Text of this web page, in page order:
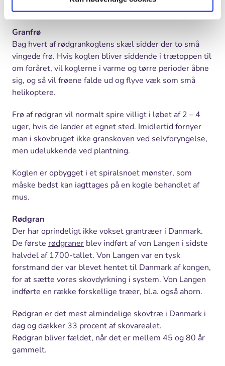
Baggrund
Granfrø
Bag hvert af rødgrankoglens skæl sidder der to små
vingede frø. Hvis koglen bliver siddende i trætoppen til
om foråret, vil koglerne i varme og tørre perioder åbne
sig, og så vil frøene falde ud og flyve væk som små
helikoptere.
Frø af rødgran vil normalt spire villigt i løbet af 2 – 4
uger, hvis de lander et egnet sted. Imidlertid fornyer
man i skovbruget ikke granskoven ved selvforyngelse,
men udelukkende ved plantning.
Koglen er opbygget i et spiralsnoet mønster, som
måske bedst kan iagttages på en kogle behandlet af
mus.
Rødgran
Der har oprindeligt ikke vokset grantræer i Danmark.
De første rødgraner blev indført af von Langen i sidste
halvdel af 1700-tallet. Von Langen var en tysk
forstmand der var blevet hentet til Danmark af kongen,
for at sætte vores skovdyrkning i system. Von Langen
indførte en række forskellige træer, bl.a. også ahorn.
Rødgran er det mest almindelige skovtræ i Danmark i
dag og dækker 33 procent af skovarealet.
Rødgran bliver fældet, når det er mellem 45 og 80 år
gammelt.